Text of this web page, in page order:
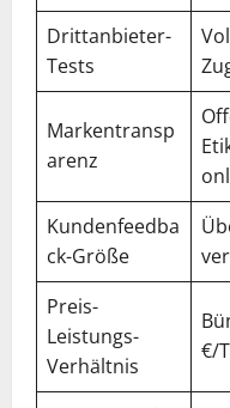
Drittanbieter-
Tests
Markentransp
arenz
Kundenfeedba
ck-Größe
Preis-
Leistungs-
Verhältnis
€/